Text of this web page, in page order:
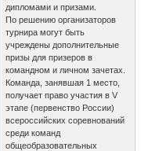
дипломами и призами.
По решению организаторов
турнира могут быть
учреждены дополнительные
призы для призеров в
командном и личном зачетах.
Команда, занявшая 1 место,
получает право участия в V
этапе (первенство России)
всероссийских соревнований
среди команд
общеобразовательных